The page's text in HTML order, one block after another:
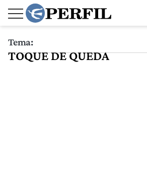
Tema:
TOQUE DE QUEDA